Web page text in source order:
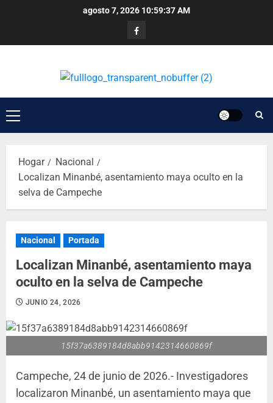
agosto 7, 2026 10:59:37 AM
Hogar
Nacional
Localizan Minanbé, asentamiento maya oculto en la
selva de Campeche
Nacional Portada
Localizan Minanbé, asentamiento maya
oculto en la selva de Campeche
JUNIO 24, 2026
15f37a6389184d8abb9142314660869f
Campeche, 24 de junio de 2026.- Investigadores
localizaron Minanbé, un asentamiento maya que